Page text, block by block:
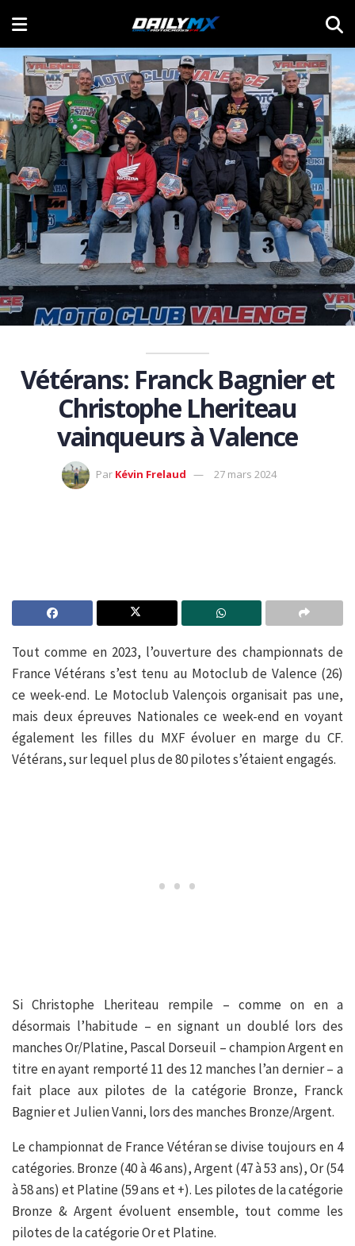
Vétérans: Franck Bagnier et
Christophe Lheriteau
vainqueurs à Valence
Par Kévin Frelaud 27 mars 2024
Tout comme en 2023, l’ouverture des championnats de
France Vétérans s’est tenu au Motoclub de Valence (26)
ce week-end. Le Motoclub Valençois organisait pas une,
mais deux épreuves Nationales ce week-end en voyant
également les filles du MXF évoluer en marge du CF.
Vétérans, sur lequel plus de 80 pilotes s’étaient engagés.
Si Christophe Lheriteau rempile – comme on en a
désormais l’habitude – en signant un doublé lors des
manches Or/Platine, Pascal Dorseuil – champion Argent en
titre en ayant remporté 11 des 12 manches l’an dernier – a
fait place aux pilotes de la catégorie Bronze, Franck
Bagnier et Julien Vanni, lors des manches Bronze/Argent.
Le championnat de France Vétéran se divise toujours en 4
catégories. Bronze (40 à 46 ans), Argent (47 à 53 ans), Or (54
à 58 ans) et Platine (59 ans et +). Les pilotes de la catégorie
Bronze & Argent évoluent ensemble, tout comme les
pilotes de la catégorie Or et Platine.